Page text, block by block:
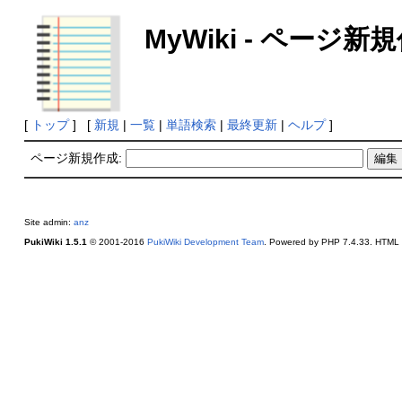
MyWiki - ページ新規
[ トップ] [ 新規 | 一覧| 単語検索| 最終更新| ヘルプ]
ページ新規作成:
Site admin: anz
PukiWiki 1.5.1 © 2001-2016 PukiWiki Development Team. Powered by PHP 7.4.33. HTML